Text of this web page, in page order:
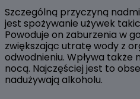
Szczególną przyczyną
jest spożywanie używek
Powoduje on zaburzenia w
zwiększając utratę wody z
odwodnieniu. Wpływa także
nocą. Najczęściej jest to
nadużywają alkoholu.